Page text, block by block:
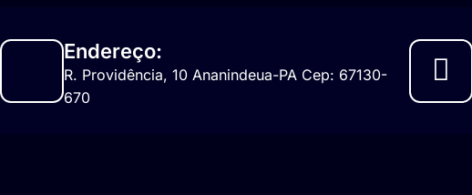
Endereço:
R. Providência, 10 Ananindeua-PA Cep: 67130-
670